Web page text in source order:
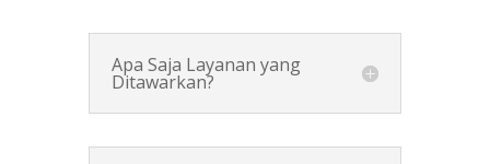
Apa Saja Layanan yang
Ditawarkan?